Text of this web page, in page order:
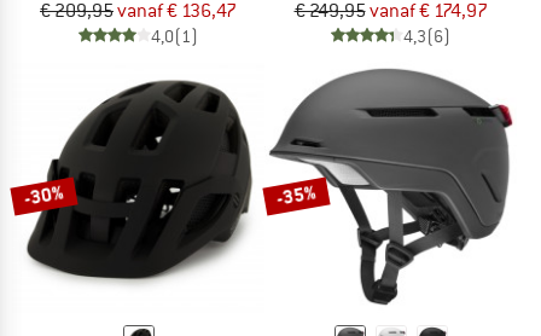
€ 209,95vanaf € 136,47
4,0(1)
€ 249,95vanaf € 174,97
4,3(6)
-30% -35%